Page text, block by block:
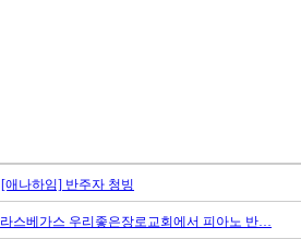
[애나하임] 반주자 청빙
라스베가스 우리좋은장로교회에서 피아노 반…